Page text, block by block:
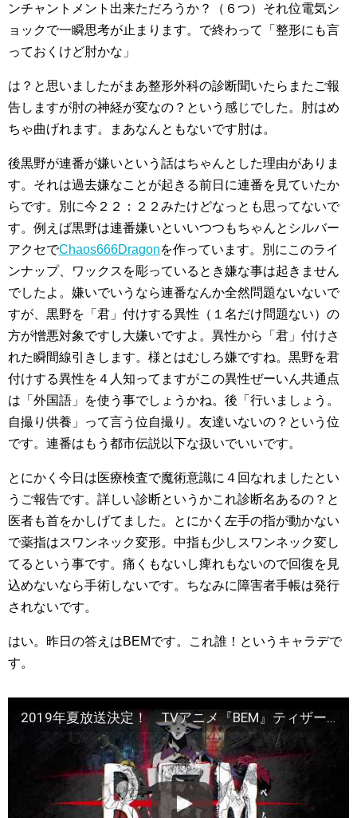
ンチャントメント出来ただろうか？（６つ）それ位電気シ
ョックで一瞬思考が止まります。で終わって「整形にも言
っておくけど肘かな」
は？と思いましたがまあ整形外科の診断聞いたらまたご報
告しますが肘の神経が変なの？という感じでした。肘はめ
ちゃ曲げれます。まあなんともないです肘は。
後黒野が連番が嫌いという話はちゃんとした理由がありま
す。それは過去嫌なことが起きる前日に連番を見ていたか
らです。別に今２２：２２みたけどなっとも思ってないで
す。例えば黒野は連番嫌いといいつつもちゃんとシルバー
アクセでChaos666Dragonを作っています。別にこのライ
ンナップ、ワックスを彫っているとき嫌な事は起きません
でしたよ。嫌いでいうなら連番なんか全然問題ないないで
すが、黒野を「君」付けする異性（１名だけ問題ない）の
方が憎悪対象ですし大嫌いですよ。異性から「君」付けさ
れた瞬間線引きします。様とはむしろ嫌ですね。黒野を君
付けする異性を４人知ってますがこの異性ぜーいん共通点
は「外国語」を使う事でしょうかね。後「行いましょう。
自撮り供養」って言う位自撮り。友達いないの？という位
です。連番はもう都市伝説以下な扱いでいいです。
とにかく今日は医療検査で魔術意識に４回なれましたとい
うご報告です。詳しい診断というかこれ診断名あるの？と
医者も首をかしげてました。とにかく左手の指が動かない
で薬指はスワンネック変形。中指も少しスワンネック変し
てるという事です。痛くもないし痺れもないので回復を見
込めないなら手術しないです。ちなみに障害者手帳は発行
されないです。
はい。昨日の答えはBEMです。これ誰！というキャラデで
す。
2019年夏放送決定！ TVアニメ『BEM』ティザーPV第二弾